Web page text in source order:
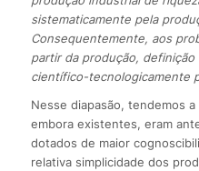
sistematicamente pela
Consequentemente, aos
partir da produção,
científico-tecnologicamente
Nesse diapasão, tendemos
embora existentes, eram
dotados de maior
relativa simplicidade dos